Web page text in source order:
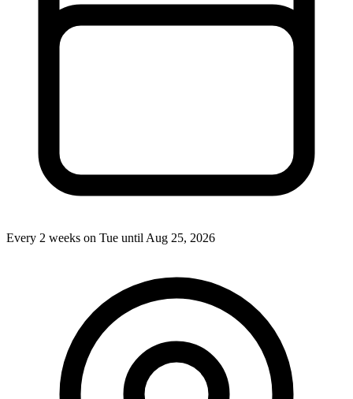
Every 2 weeks on Tue until Aug 25, 2026